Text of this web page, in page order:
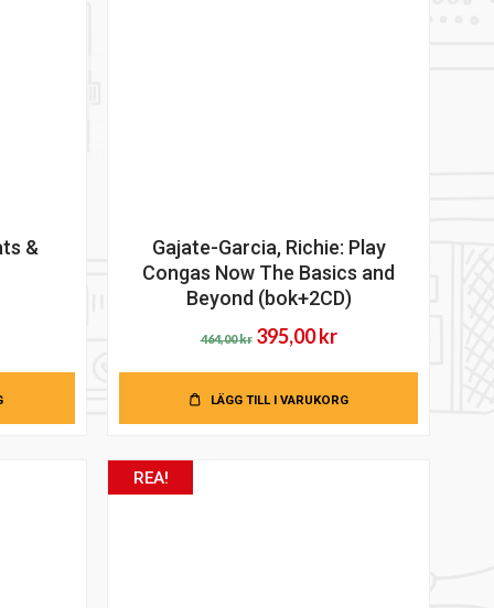
&
kr.
Gajate-Garcia, Richie: Play
Congas Now The Basics and
Beyond (bok+2CD)
464,00kr Det
priset
var:
395,00krDet
priset
är:
LÄGG TILL I VARUKORG
REA!